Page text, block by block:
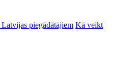
piegādātājiem Kā veikt